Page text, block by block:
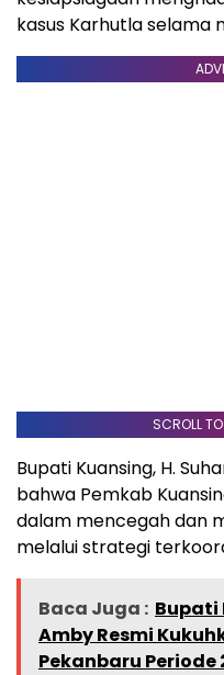
kasus Karhutla selama
SCROLL
Bupati Kuansing, H.
bahwa Pemkab
dalam mencegah dan
melalui strategi
Baca Juga : Bupati
Amby Resmi
Pekanbaru Periode